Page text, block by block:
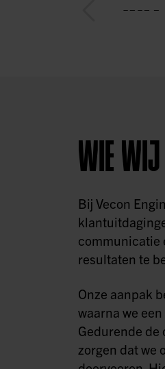
WIE
Bij Vecon
communicatie
resultaten te
Onze aanpak
waarna we
Gedurende de
zorgen dat we